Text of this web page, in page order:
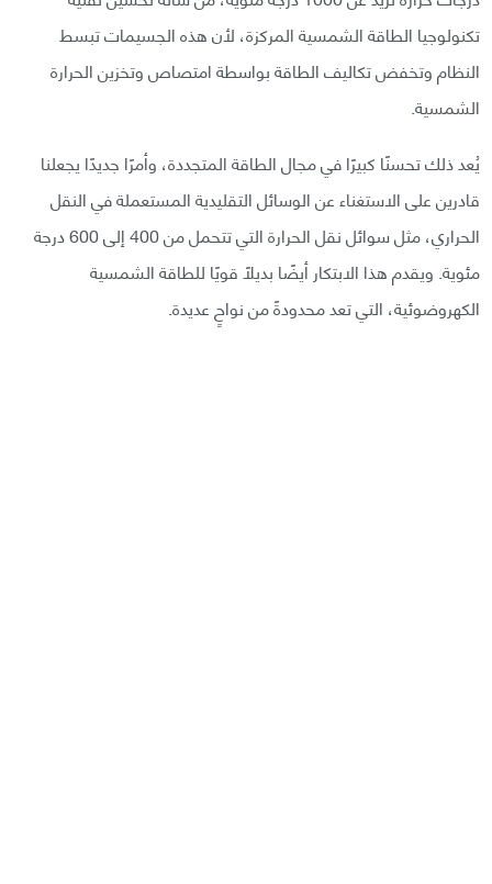
تكنولوجيا الطاقة الشمسية المركزة، لأن هذه الجسيمات تبسط
النظام وتخفض تكاليف الطاقة بواسطة امتصاص وتخزين الحرارة
الشمسية.
يُعد ذلك تحسنًا كبيرًا في مجال الطاقة المتجددة، وأمرًا جديدًا يجعلنا
قادرين على الاستغناء عن الوسائل التقليدية المستعملة في النقل
الحراري، مثل سوائل نقل الحرارة التي تتحمل من 400 إلى 600 درجة
مئوية. ويقدم هذا الابتكار أيضًا بديلًا قويًا للطاقة الشمسية
الكهروضوئية، التي تعد محدودةً من نواحٍ عديدة.